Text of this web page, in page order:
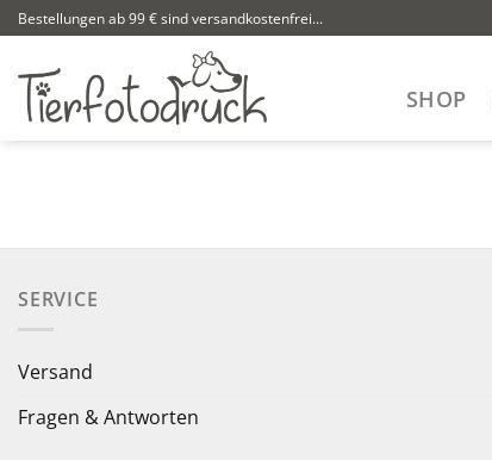
Zum
Inhalt
springen
Bestellungen ab 99 € sind versandkostenfrei...
SHOP
SERVICE
Versand
Fragen & Antworten